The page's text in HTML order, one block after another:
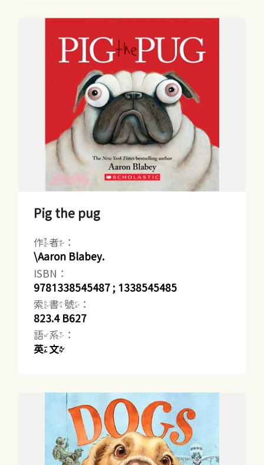
Pig the pug
作者：
\Aaron Blabey.
ISBN：
9781338545487 ; 1338545485
索書號：
823.4 B627
語系：
英文